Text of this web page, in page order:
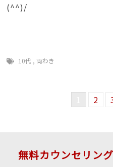
(^^)/
10代 ,両わき
2
無料カウンセリン